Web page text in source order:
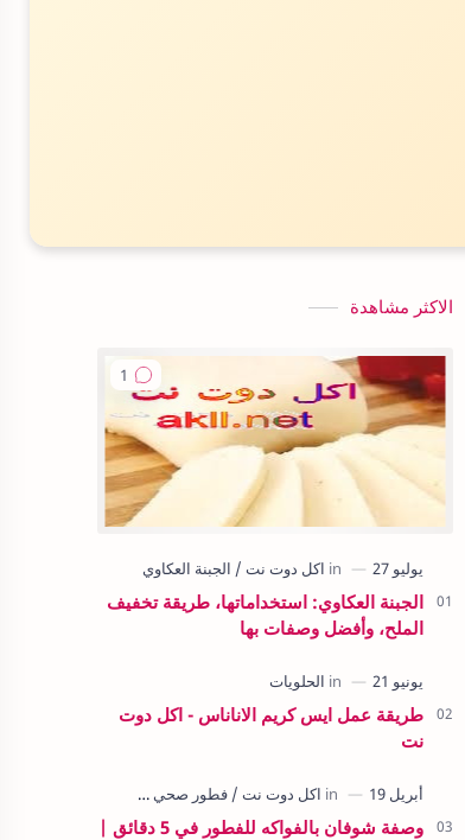
الاكثر مشاهدة
الجبنة العكاوي: استخداماتها، طريقة تخفيف
الملح، وأفضل وصفات بها
طريقة عمل ايس كريم الاناناس - اكل دوت
نت
وصفة شوفان بالفواكه للفطور في 5 دقائق |